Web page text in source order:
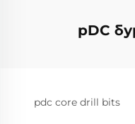
pDC
pdc core drill bits